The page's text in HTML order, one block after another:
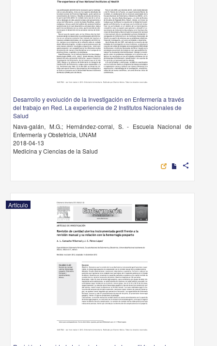
Desarrollo y evolución de la Investigación en Enfermería a través
del trabajo en Red. La experiencia de 2 Institutos Nacionales de
Salud
Nava-galán, M.G.; Hernández-corral, S. - Escuela Nacional de
Enfermería y Obstetricia, UNAM
2018-04-13
Medicina y Ciencias de la Salud
share
Artículo